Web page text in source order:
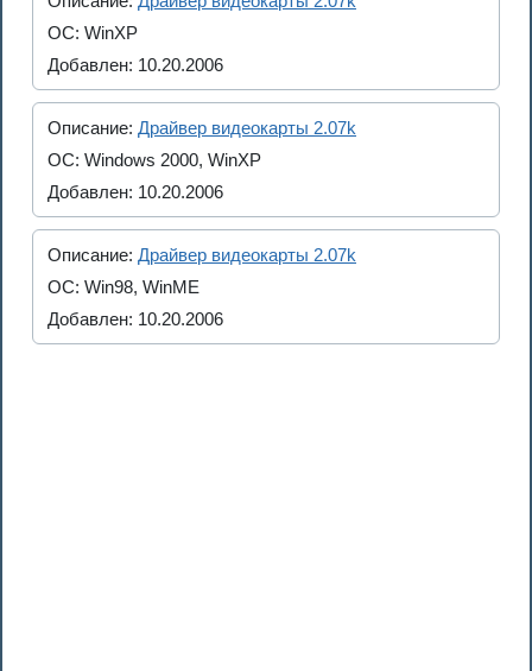
ОС: WinXP
Добавлен: 10.20.2006
Описание: Драйвер видеокарты 2.07k
ОС: Windows 2000, WinXP
Добавлен: 10.20.2006
Описание: Драйвер видеокарты 2.07k
ОС: Win98, WinME
Добавлен: 10.20.2006